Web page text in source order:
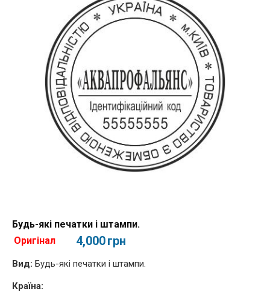
Будь-які печатки і штампи.
Оригінал
4,000грн
Вид: Будь-які печатки і штампи.
Країна: